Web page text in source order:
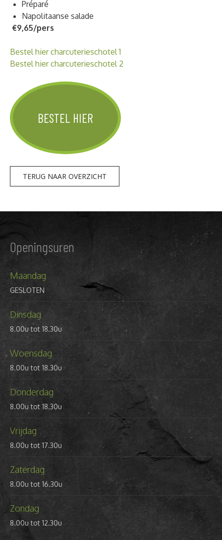
Préparé
Napolitaanse salade
€9,65/pers
Bestel hier charcuterieschotel 1
Bestel hier charcuterieschotel 2
BESTEL HIER
TERUG NAAR OVERZICHT
Openingsuren
Maandag
GESLOTEN
Dinsdag
8.00u tot 18.30u
Woensdag
8.00u tot 18.30u
Donderdag
8.00u tot 18.30u
Vrijdag
8.00u tot 17.30u
Zaterdag
8.00u tot 16.30u
Zondag
8.00u tot 12.30u